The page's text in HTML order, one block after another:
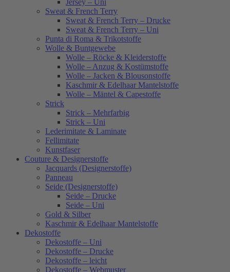
Sweat & French Terry
Sweat & French Terry – Drucke
Sweat & French Terry – Uni
Punta di Roma & Trikotstoffe
Wolle & Buntgewebe
Wolle – Röcke & Kleiderstoffe
Wolle – Anzug & Kostümstoffe
Wolle – Jacken & Blousonstoffe
Kaschmir & Edelhaar Mantelstoffe
Wolle – Mäntel & Capestoffe
Strick
Strick – Mehrfarbig
Strick – Uni
Lederimitate & Laminate
Fellimitate
Kunstfaser
Couture & Designerstoffe
Jacquards (Designerstoffe)
Panneau
Seide (Designerstoffe)
Seide – Drucke
Seide – Uni
Gold & Silber
Kaschmir & Edelhaar Mantelstoffe
Dekostoffe
Dekostoffe – Uni
Dekostoffe – Drucke
Dekostoffe – leicht
Dekostoffe – Webmuster